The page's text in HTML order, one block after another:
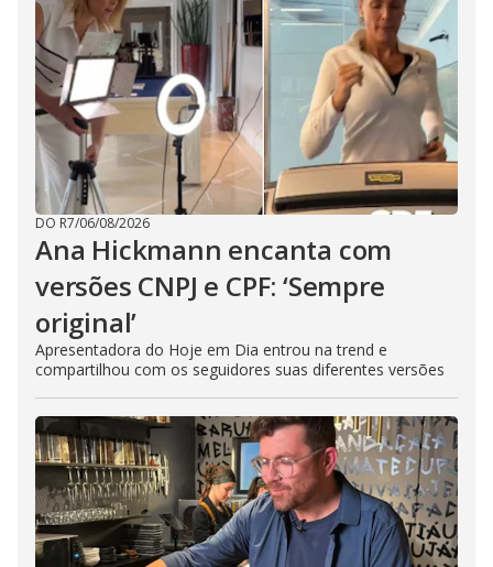
DO R7/06/08/2026
Ana Hickmann encanta com
versões CNPJ e CPF: ‘Sempre
original’
Apresentadora do Hoje em Dia entrou na trend e
compartilhou com os seguidores suas diferentes versões